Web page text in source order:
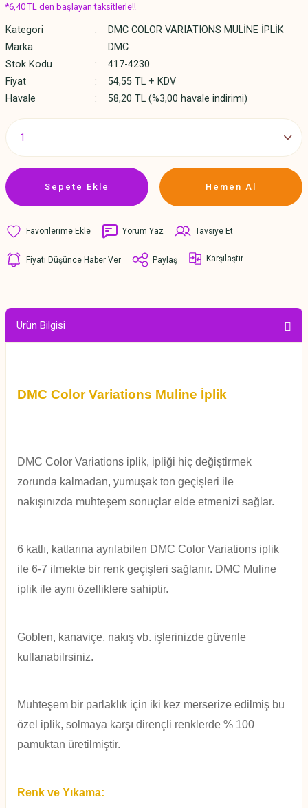
*6,40 TL den başlayan taksitlerle!!
Kategori
DMC COLOR VARIATIONS MULİNE İPLİK
Marka
DMC
Stok Kodu
417-4230
Fiyat
54,55 TL + KDV
Havale
58,20 TL (%3,00 havale indirimi)
Sepete Ekle Hemen Al
Yorum Yaz Tavsiye Et
Fiyatı Düşünce Haber Ver Paylaş Karşılaştır
Ürün Bilgisi
DMC Color Variations Muline İplik
DMC Color Variations iplik, ipliği hiç değiştirmek
zorunda kalmadan, yumuşak ton geçişleri ile
nakışınızda muhteşem sonuçlar elde etmenizi sağlar.
6 katlı, katlarına ayrılabilen DMC Color Variations iplik
ile 6-7 ilmekte bir renk geçişleri sağlanır. DMC Muline
iplik ile aynı özelliklere sahiptir.
Goblen, kanaviçe, nakış vb. işlerinizde güvenle
kullanabilrsiniz.
Muhteşem bir parlaklık için iki kez merserize edilmiş bu
özel iplik, solmaya karşı dirençli renklerde % 100
pamuktan üretilmiştir.
Renk ve Yıkama: